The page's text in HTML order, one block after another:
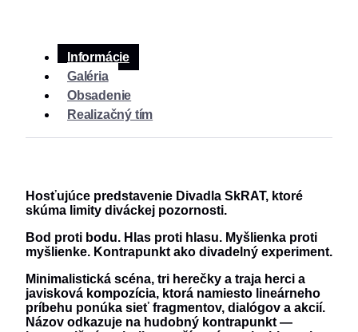
Informácie
Galéria
Obsadenie
Realizačný tím
Hosťujúce predstavenie Divadla SkRAT, ktoré
skúma limity diváckej pozornosti.
Bod proti bodu. Hlas proti hlasu. Myšlienka proti
myšlienke. Kontrapunkt ako divadelný experiment.
Minimalistická scéna, tri herečky a traja herci a
javisková kompozícia, ktorá namiesto lineárneho
príbehu ponúka sieť fragmentov, dialógov a akcií.
Názov odkazuje na hudobný kontrapunkt —